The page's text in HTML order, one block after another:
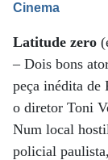
Cinema
Latitude zero
– Dois bons
peça inédita de
o diretor Toni
Num local
policial